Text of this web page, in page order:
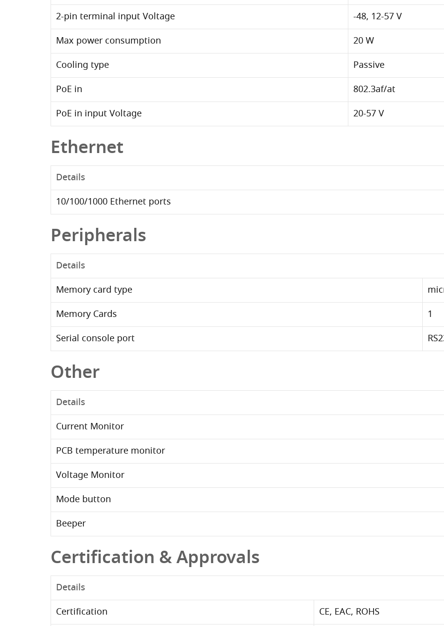
2-pin terminal input Voltage
-48, 12-57 V
Max power consumption
20 W
Cooling type
Passive
PoE in
802.3af/at
PoE in input Voltage
20-57 V
Ethernet
Details
10/100/1000 Ethernet ports
Peripherals
Details
Memory card type
Memory Cards
1
Serial console port
Other
Details
Current Monitor
PCB temperature monitor
Voltage Monitor
Mode button
Beeper
Certification & Approvals
Details
Certification
CE, EAC, ROHS